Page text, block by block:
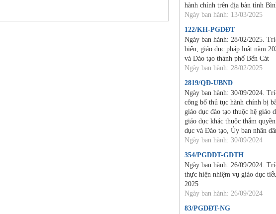
hành chính trên địa bàn tỉnh
Ngày ban hành: 13/03/2025
122/KH-PGDĐT
Ngày ban hành: 28/02/2025.
biến, giáo dục pháp luật năm
và Đào tạo thành phố Bến Cát
Ngày ban hành: 28/02/2025
2819/QĐ-UBND
Ngày ban hành: 30/09/2024.
công bố thủ tục hành chính bị
giáo dục đào tạo thuộc hệ giáo
giáo dục khác thuộc thẩm
dục và Đào tạo, Ủy ban nhân
Ngày ban hành: 30/09/2024
354/PGDĐT-GDTH
Ngày ban hành: 26/09/2024.
thực hiện nhiệm vụ giáo dục
2025
Ngày ban hành: 26/09/2024
83/PGDĐT-NG